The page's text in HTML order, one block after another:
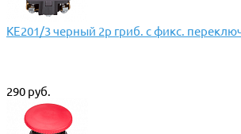
КЕ201/3 черный 2р гриб. с фикс.
290 руб.